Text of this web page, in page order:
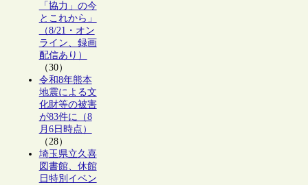
「協力」の今
とこれから」
（8/21・オン
ライン、録画
配信あり）
（30）
令和8年熊本
地震による文
化財等の被害
が83件に（8
月6日時点）
（28）
埼玉県立久喜
図書館、休館
日特別イベン